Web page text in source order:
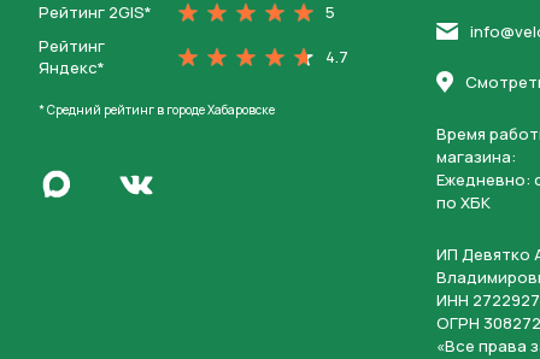
Рейтинг 2GIS*
5
Рейтинг
Яндекс*
4.7
* Средний рейтинг в городе Хабаровске
Написать в MaxПерейти во Вконтакте
Время
магазина:
Ежедневно:
по ХБК
ИП Девятко
ИНН
ОГРН
«Все права